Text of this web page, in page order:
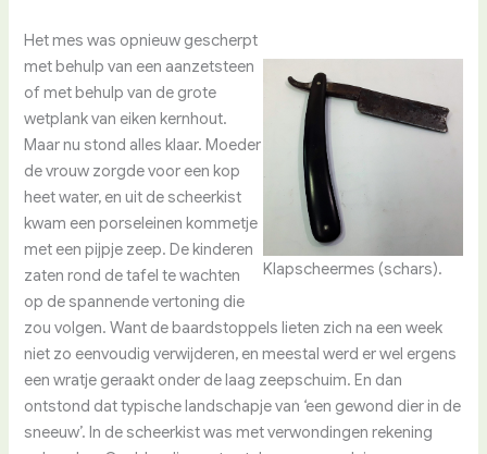
Klapscheermes (schars).
Het mes was opnieuw gescherpt
met behulp van een aanzetsteen
of met behulp van de grote
wetplank van eiken kernhout.
Maar nu stond alles klaar. Moeder
de vrouw zorgde voor een kop
heet water, en uit de scheerkist
kwam een porseleinen kommetje
met een pijpje zeep. De kinderen
zaten rond de tafel te wachten
op de spannende vertoning die
zou volgen. Want de baardstoppels lieten zich na een week
niet zo eenvoudig verwijderen, en meestal werd er wel ergens
een wratje geraakt onder de laag zeepschuim. En dan
ontstond dat typische landschapje van ‘een gewond dier in de
sneeuw’. In de scheerkist was met verwondingen rekening